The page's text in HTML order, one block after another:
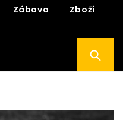
Zábava Zboží